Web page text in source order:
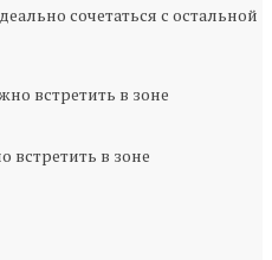
сочетаться с остальной
встретить в зоне